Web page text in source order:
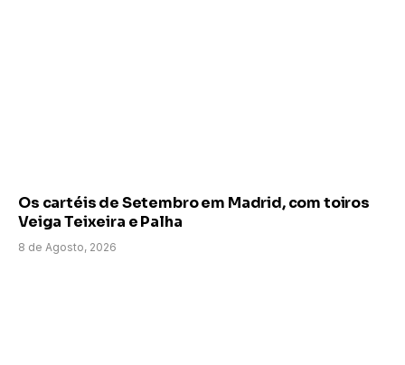
Os cartéis de Setembro em Madrid, com toiros
Veiga Teixeira e Palha
8 de Agosto, 2026